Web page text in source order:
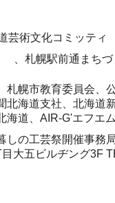
芸術文化コミッティ
三井不動産
、札幌駅前通まち
札幌市教育委員会、
北海道支社、北海道
海道、AIR-G'エフエ
しの工芸祭開催事務
札幌